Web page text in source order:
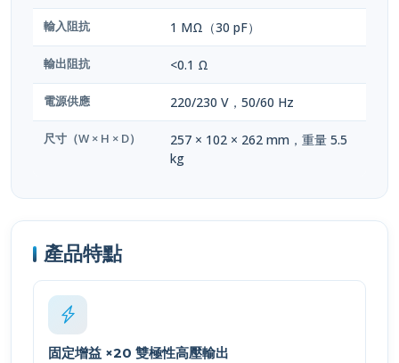
輸入阻抗 1 MΩ（30 pF）
輸出阻抗 <0.1 Ω
電源供應 220/230 V，50/60 Hz
尺寸（W × H × D）
257 × 102 × 262 mm，重量 5.5
kg
產品特點
固定增益 ×20 雙極性高壓輸出